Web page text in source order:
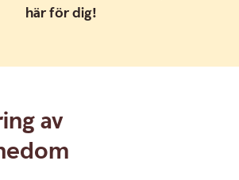
här för dig!
av